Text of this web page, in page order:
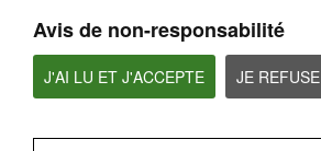
Avis de non-responsabilité
J'AI LU ET J'ACCEPTE JE REFUSE